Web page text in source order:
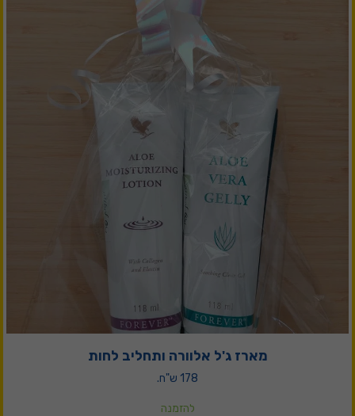
מארז ג'ל אלוורה ותחליב לחות
178 ש"ח.
להזמנה